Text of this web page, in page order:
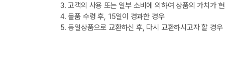
3. 고객의 사용 또는 일부 소비에 의하여 상품의 가치가
4. 물품 수령 후, 15일이 경과한 경우
5. 동일상품으로 교환하신 후, 다시 교환하시고자 할 경
택배 없는 날 배송 업무 안내